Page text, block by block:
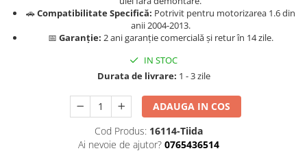
Carlige Jaecoo 7
Carlige Jaecoo E5
Carlige Kia EV4
Carlige Kia EV5
Covorase auto Toyota
Covorase auto Volvo
Scut motor MAN
Scut motor Maxus
Scut motor Mercedes
Scut motor MG
Scut motor Mitsubishi
🚗Compatibilitate Specifică: Potrivit pentru motorizarea 1.6 din
anii 2004-2013.
📅 Garanție: 2 ani garanție comercială și retur în 14 zile.
IN STOC
Durata de livrare: 1 - 3 zile
ADAUGA IN COS
Cod Produs: 16114-Tiida
Ai nevoie de ajutor? 0765436514